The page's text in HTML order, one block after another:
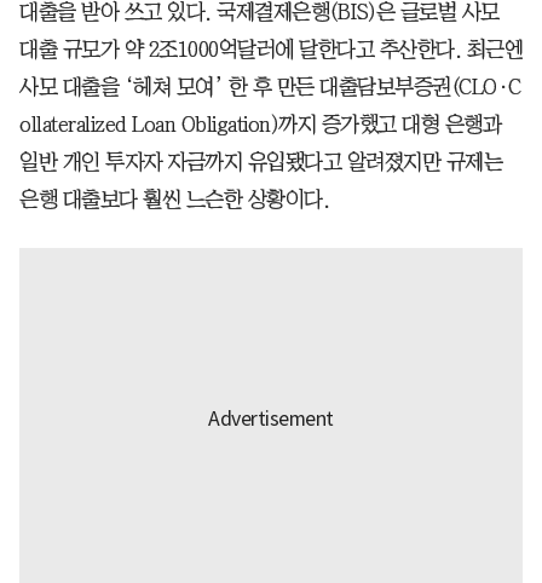
대출을 받아 쓰고 있다. 국제결제은행(BIS)은 글로벌 사모
대출 규모가 약 2조1000억달러에 달한다고 추산한다. 최근엔
사모 대출을 ‘헤쳐 모여’ 한 후 만든 대출담보부증권(CLO·C
ollateralized Loan Obligation)까지 증가했고 대형 은행과
일반 개인 투자자 자금까지 유입됐다고 알려졌지만 규제는
은행 대출보다 훨씬 느슨한 상황이다.